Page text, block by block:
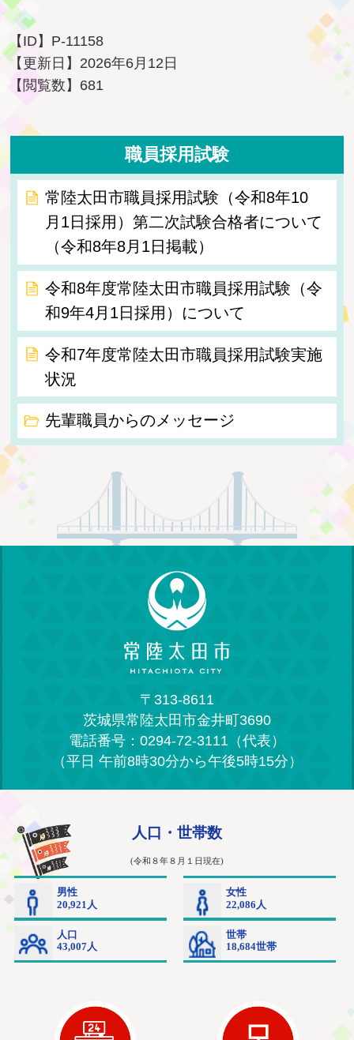
【ID】 P-11158
【更新日】 2026年6月12日
【閲覧数】 681
職員採用試験
常陸太田市職員採用試験（令和8年10
月1日採用）第二次試験合格者について
（令和8年8月1日掲載）
令和8年度常陸太田市職員採用試験（令
和9年4月1日採用）について
令和7年度常陸太田市職員採用試験実施
状況
先輩職員からのメッセージ
〒313-8611
茨城県常陸太田市金井町3690
電話番号：0294-72-3111（代表）
（平日 午前8時30分から午後5時15分）